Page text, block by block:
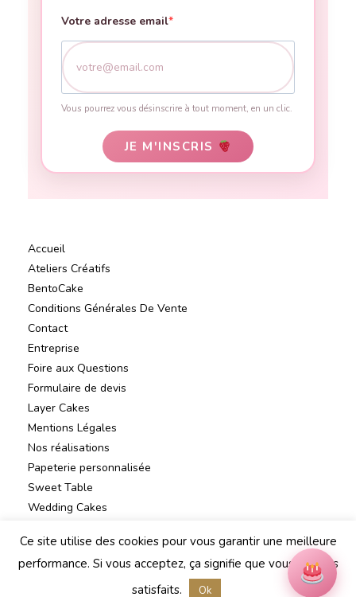
Votre adresse email
Vous pourrez vous désinscrire à tout moment, en un clic.
JE M'INSCRIS
Accueil
Ateliers Créatifs
BentoCake
Conditions Générales De Vente
Contact
Entreprise
Foire aux Questions
Formulaire de devis
Layer Cakes
Mentions Légales
Nos réalisations
Papeterie personnalisée
Sweet Table
Wedding Cakes
Ce site utilise des cookies pour vous garantir une meilleure
performance. Si vous acceptez, ça signifie que vous en êtes
satisfaits.
Ok